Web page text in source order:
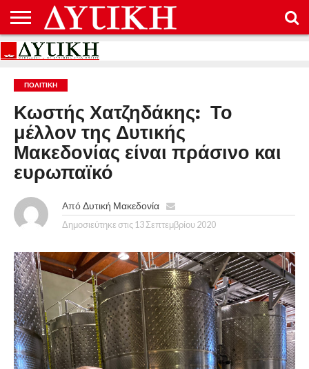
ΑΡΧΙΚΉ
ΕΠΙΚΟΙΝΩΝΊΑ
ΌΡΟΙ
ΠΡΟΣΤΑΣΊΑ
ΔΕΔΟΜΈΝΩΝ
ΠΟΛΙΤΙΚΉ
Κωστής Χατζηδάκης: Το
μέλλον της Δυτικής
Μακεδονίας είναι πράσινο και
ευρωπαϊκό
Από Δυτική Μακεδονία
Δημοσιεύτηκε στις 13 Σεπτεμβρίου 2020